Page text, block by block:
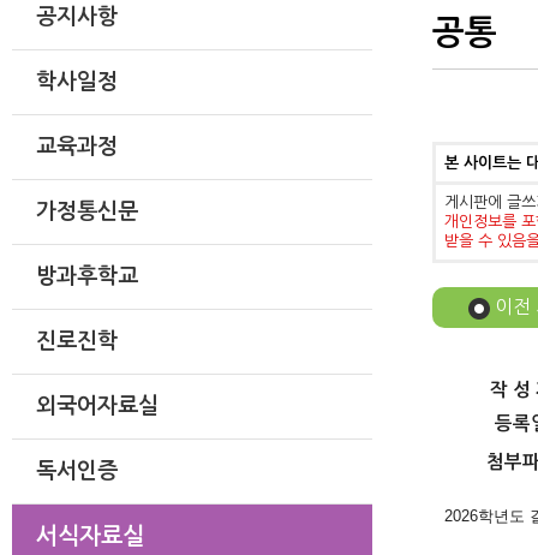
공지사항
학사일정
교육과정
가정통신문
방과후학교
진로진학
외국어자료실
독서인증
서식자료실
공통
본 사이트는
게시판에 글
개인정보를
받을 수 있음
이전
작 성
등록
첨부
2026학년도